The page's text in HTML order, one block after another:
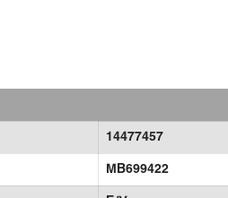
14477457
MB699422